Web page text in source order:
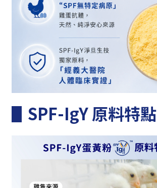
▋ SPF-IgY 原料特點